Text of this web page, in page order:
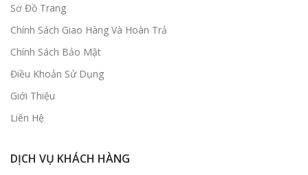
Sơ Đồ Trang
Chính Sách Giao Hàng Và Hoàn Trả
Chính Sách Bảo Mật
Điều Khoản Sử Dụng
Giới Thiệu
Liên Hệ
DỊCH VỤ KHÁCH HÀNG